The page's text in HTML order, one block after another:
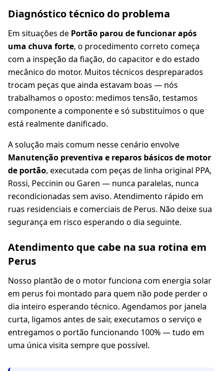
Diagnóstico técnico do problema
Em situações de Portão parou de funcionar após
uma chuva forte, o procedimento correto começa
com a inspeção da fiação, do capacitor e do estado
mecânico do motor. Muitos técnicos despreparados
trocam peças que ainda estavam boas — nós
trabalhamos o oposto: medimos tensão, testamos
componente a componente e só substituímos o que
está realmente danificado.
A solução mais comum nesse cenário envolve
Manutenção preventiva e reparos básicos de motor
de portão, executada com peças de linha original PPA,
Rossi, Peccinin ou Garen — nunca paralelas, nunca
recondicionadas sem aviso. Atendimento rápido em
ruas residenciais e comerciais de Perus. Não deixe sua
segurança em risco esperando o dia seguinte.
Atendimento que cabe na sua rotina em
Perus
Nosso plantão de o motor funciona com energia solar
em perus foi montado para quem não pode perder o
dia inteiro esperando técnico. Agendamos por janela
curta, ligamos antes de sair, executamos o serviço e
entregamos o portão funcionando 100% — tudo em
uma única visita sempre que possível.